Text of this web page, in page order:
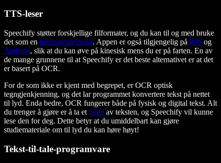
TTS-leser
Speechify støtter forskjellige filformater, og du kan til og med bruke
det som en nettleserutvidelse. Appen er også tilgjengelig på iOS og
Android, slik at du kan øve på kinesisk mens du er på farten. En av
de mange grunnene til at Speechify er det beste alternativet er at det
er basert på OCR.
For de som ikke er kjent med begrepet, er OCR optisk
tegngjenkjenning, og det lar programmet konvertere tekst på nettet
til lyd. Enda bedre, OCR fungerer både på fysisk og digital tekst. Alt
du trenger å gjøre er å ta et bilde av teksten, og Speechify vil kunne
lese den for deg. Dette betyr at du umiddelbart kan gjøre
studiemateriale om til lyd du kan høre høyt!
Tekst-til-tale-programvare